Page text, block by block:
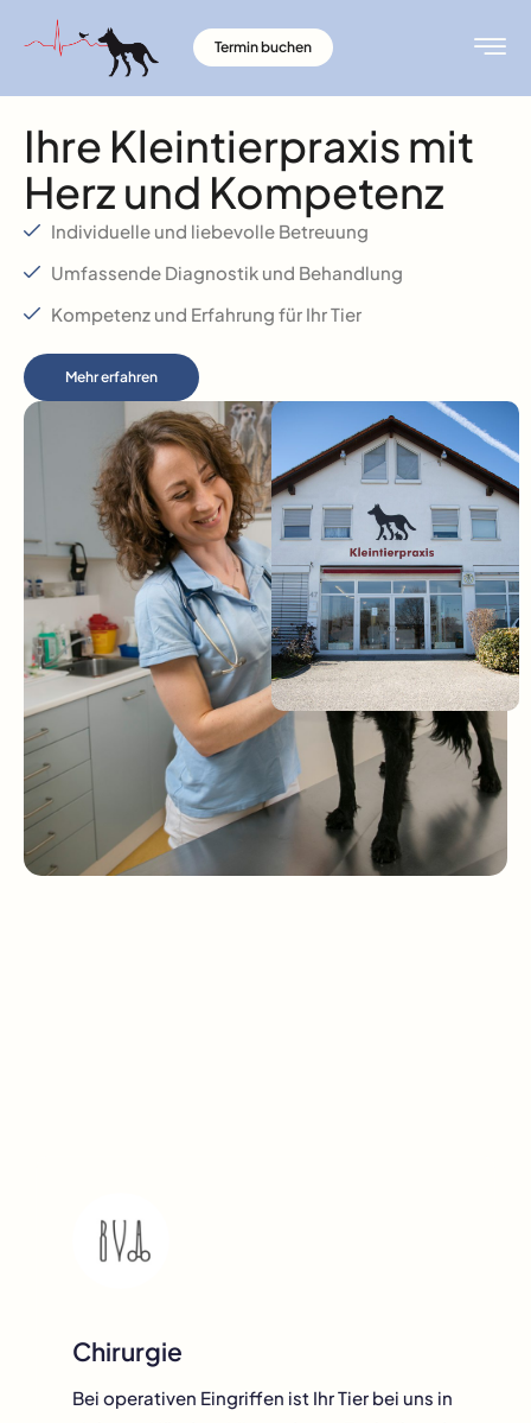
Termin buchen
Ihre Kleintierpraxis mit
Herz und Kompetenz
Individuelle und liebevolle Betreuung
Umfassende Diagnostik und Behandlung
Kompetenz und Erfahrung für Ihr Tier
Mehr erfahren
Chirurgie
Bei operativen Eingriffen ist Ihr Tier bei uns in